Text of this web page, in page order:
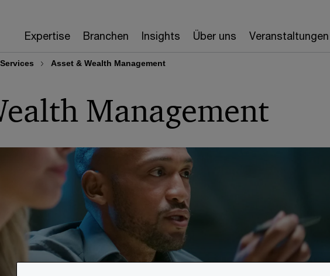
Expertise Branchen Insights Über uns Veranstaltungen
Asset & Wealth Management
Management